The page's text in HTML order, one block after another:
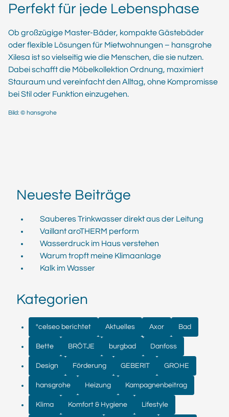
Perfekt für jede Lebensphase
Ob großzügige Master-Bäder, kompakte Gästebäder
oder flexible Lösungen für Mietwohnungen – hansgrohe
Xilesa ist so vielseitig wie die Menschen, die sie nutzen.
Dabei schafft die Möbelkollektion Ordnung, maximiert
Stauraum und vereinfacht den Alltag, ohne Kompromisse
bei Stil oder Funktion einzugehen.
Bild: © hansgrohe
Neueste Beiträge
Sauberes Trinkwasser direkt aus der Leitung
Vaillant aroTHERM perform
Wasserdruck im Haus verstehen
Warum tropft meine Klimaanlage
Kalk im Wasser
Kategorien
°celseo berichtet Aktuelles Axor Bad
Bette BRÖTJE burgbad Danfoss
Design Förderung GEBERIT GROHE
hansgrohe Heizung Kampagnenbeitrag
Klima Komfort & Hygiene Lifestyle